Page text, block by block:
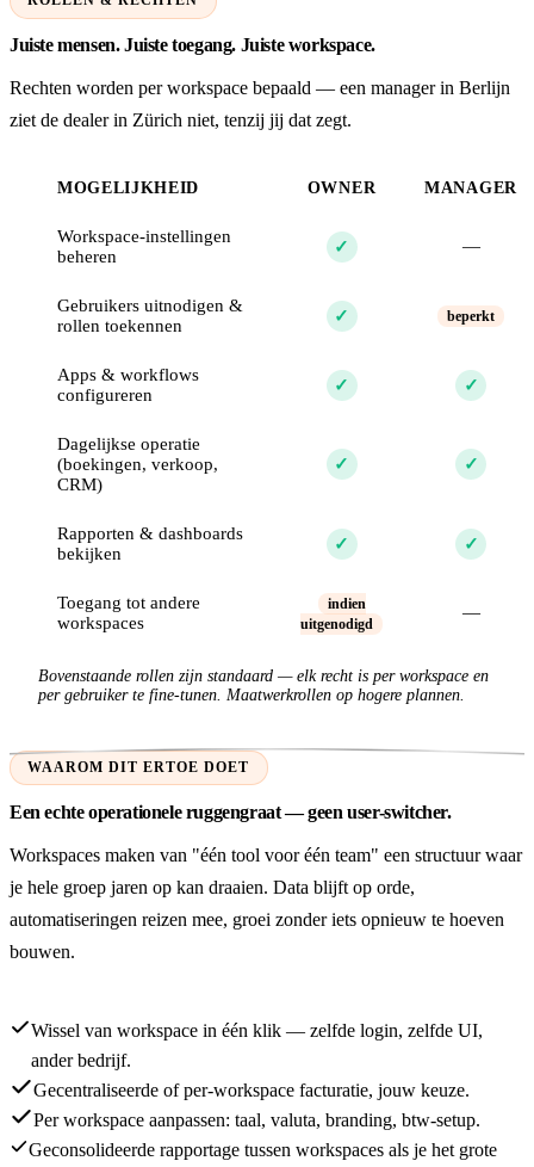
Juiste mensen. Juiste toegang. Juiste workspace.
Rechten worden per workspace bepaald — een manager in Berlijn
ziet de dealer in Zürich niet, tenzij jij dat zegt.
MOGELIJKHEID OWNER MANAGER
Workspace-instellingen
beheren
✓ —
Gebruikers uitnodigen &
rollen toekennen
✓ beperkt
Apps & workflows
configureren
✓ ✓
Dagelijkse operatie
(boekingen, verkoop,
CRM)
✓ ✓
Rapporten & dashboards
bekijken
✓ ✓
Toegang tot andere
workspaces
indien
uitgenodigd
—
Bovenstaande rollen zijn standaard — elk recht is per workspace en
per gebruiker te fine-tunen. Maatwerkrollen op hogere plannen.
WAAROM DIT ERTOE DOET
Een echte operationele ruggengraat — geen user-switcher.
Workspaces maken van "één tool voor één team" een structuur waar
je hele groep jaren op kan draaien. Data blijft op orde,
automatiseringen reizen mee, groei zonder iets opnieuw te hoeven
bouwen.
Wissel van workspace in één klik — zelfde login, zelfde UI,
ander bedrijf.
Gecentraliseerde of per-workspace facturatie, jouw keuze.
Per workspace aanpassen: taal, valuta, branding, btw-setup.
Geconsolideerde rapportage tussen workspaces als je het grote